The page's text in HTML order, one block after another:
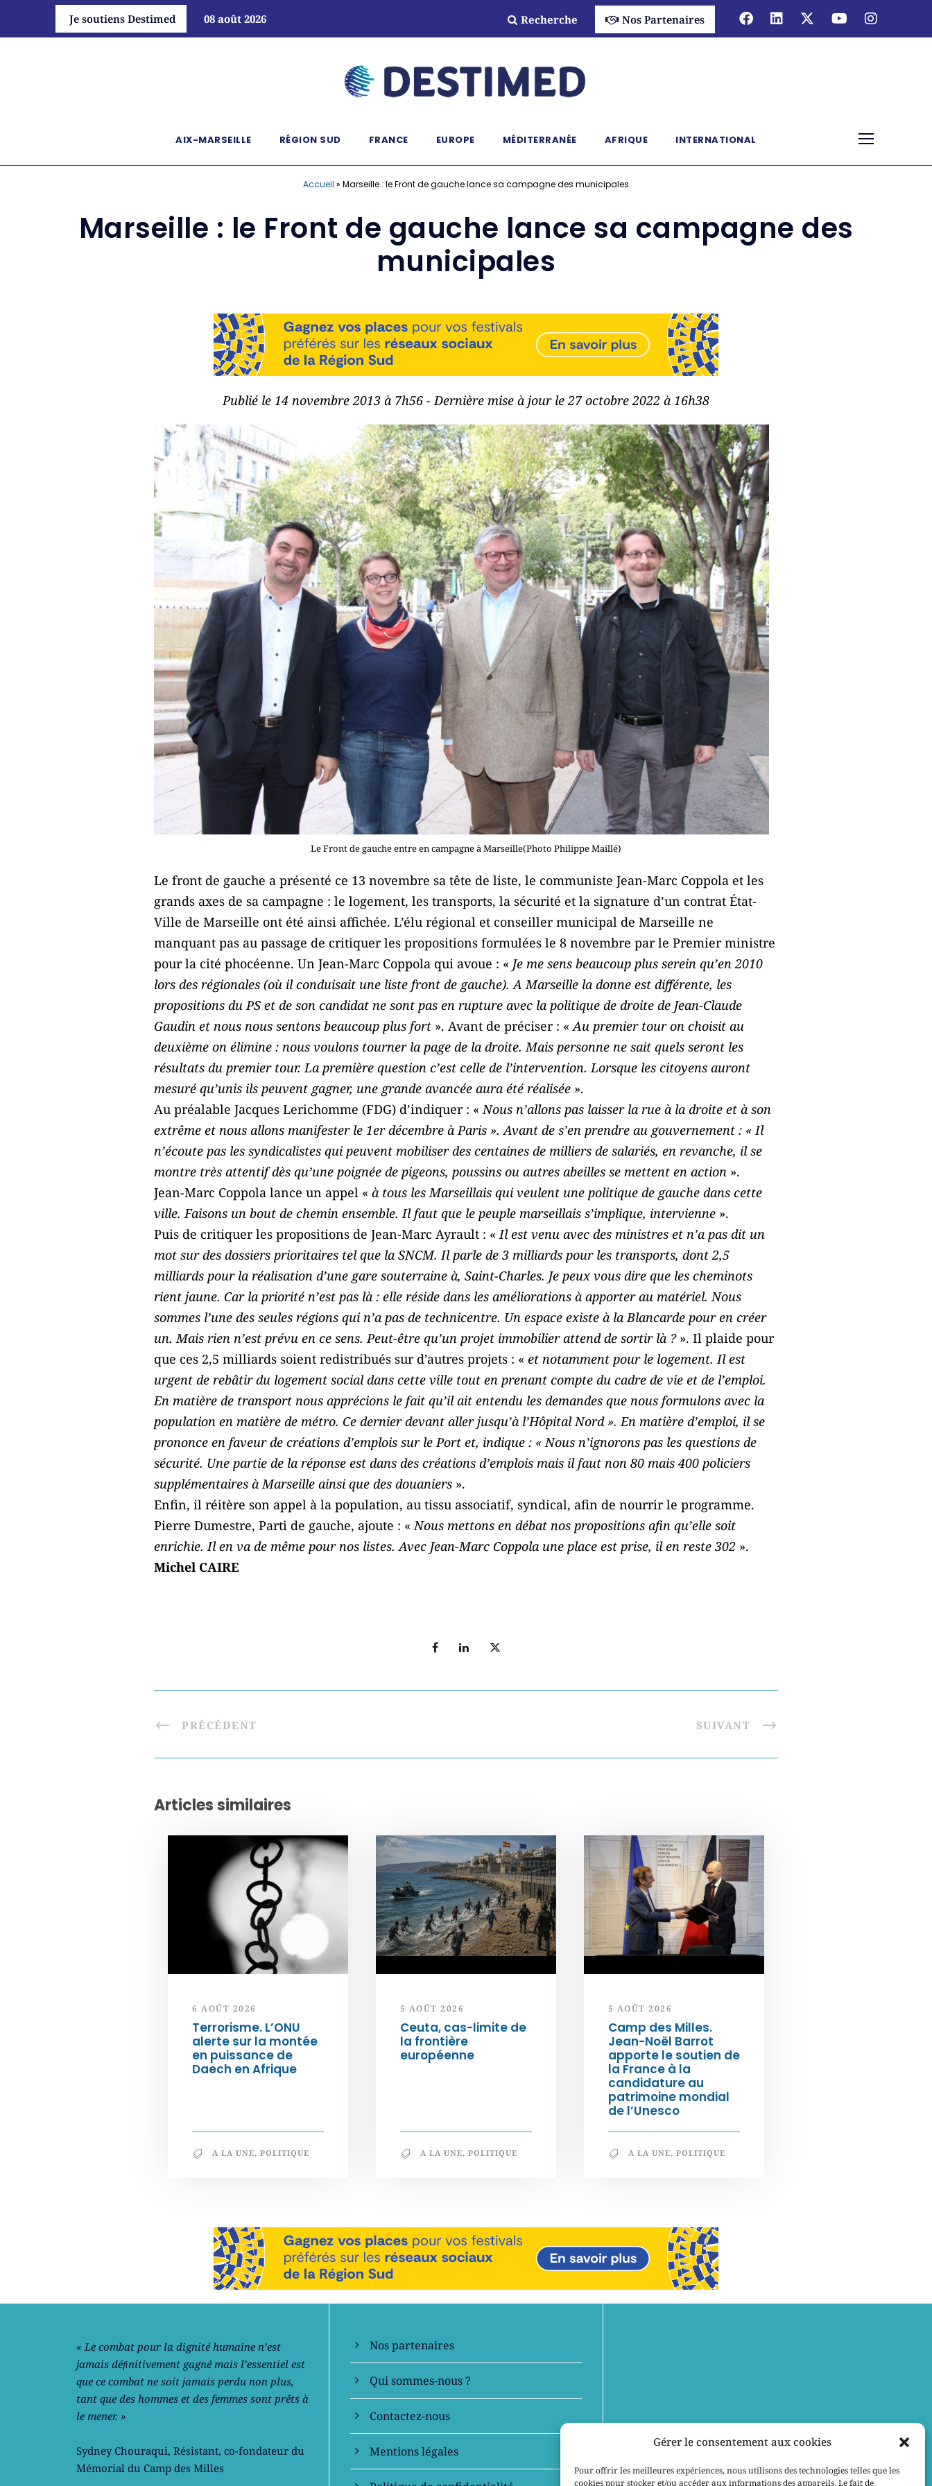
Gérer le consentement aux cookies
Pour offrir les meilleures expériences, nous utilisons des technologies telles que les
cookies pour stocker et/ou accéder aux informations des appareils. Le fait de
Je soutiens Destimed 08 août 2026 Recherche Nos Partenaires
AIX-MARSEILLE RÉGION SUD FRANCE EUROPE MÉDITERRANÉE AFRIQUE INTERNATIONAL
Accueil » Marseille : le Front de gauche lance sa campagne des municipales
Marseille : le Front de gauche lance sa campagne des
municipales
Publié le 14 novembre 2013 à 7h56 - Dernière mise à jour le 27 octobre 2022 à 16h38
Le Front de gauche entre en campagne à Marseille(Photo Philippe Maillé)
Le front de gauche a présenté ce 13 novembre sa tête de liste, le communiste Jean-Marc Coppola et les
grands axes de sa campagne : le logement, les transports, la sécurité et la signature d’un contrat État-
Ville de Marseille ont été ainsi affichée. L’élu régional et conseiller municipal de Marseille ne
manquant pas au passage de critiquer les propositions formulées le 8 novembre par le Premier ministre
pour la cité phocéenne. Un Jean-Marc Coppola qui avoue : « Je me sens beaucoup plus serein qu’en 2010
lors des régionales (où il conduisait une liste front de gauche). A Marseille la donne est différente, les
propositions du PS et de son candidat ne sont pas en rupture avec la politique de droite de Jean-Claude
Gaudin et nous nous sentons beaucoup plus fort ». Avant de préciser : «Au premier tour on choisit au
deuxième on élimine : nous voulons tourner la page de la droite. Mais personne ne sait quels seront les
résultats du premier tour. La première question c’est celle de l’intervention. Lorsque les citoyens auront
mesuré qu’unis ils peuvent gagner, une grande avancée aura été réalisée ».
Au préalable Jacques Lerichomme (FDG) d’indiquer : «Nous n’allons pas laisser la rue à la droite et à son
extrême et nous allons manifester le 1er décembre à Paris ». Avant de s’en prendre au gouvernement : « Il
n’écoute pas les syndicalistes qui peuvent mobiliser des centaines de milliers de salariés, en revanche, il se
montre très attentif dès qu’une poignée de pigeons, poussins ou autres abeilles se mettent en action ».
Jean-Marc Coppola lance un appel « à tous les Marseillais qui veulent une politique de gauche dans cette
ville. Faisons un bout de chemin ensemble. Il faut que le peuple marseillais s’implique, intervienne ».
Puis de critiquer les propositions de Jean-Marc Ayrault : « Il est venu avec des ministres et n’a pas dit un
mot sur des dossiers prioritaires tel que la SNCM. Il parle de 3 milliards pour les transports, dont 2,5
milliards pour la réalisation d’une gare souterraine à, Saint-Charles. Je peux vous dire que les cheminots
rient jaune. Car la priorité n’est pas là : elle réside dans les améliorations à apporter au matériel. Nous
sommes l’une des seules régions qui n’a pas de technicentre. Un espace existe à la Blancarde pour en créer
un. Mais rien n’est prévu en ce sens. Peut-être qu’un projet immobilier attend de sortir là ? ». Il plaide pour
que ces 2,5 milliards soient redistribués sur d’autres projets : « et notamment pour le logement. Il est
urgent de rebâtir du logement social dans cette ville tout en prenant compte du cadre de vie et de l’emploi.
En matière de transport nous apprécions le fait qu’il ait entendu les demandes que nous formulons avec la
population en matière de métro. Ce dernier devant aller jusqu’à l’Hôpital Nord ». En matière d’emploi, il se
prononce en faveur de créations d’emplois sur le Port et, indique : « Nous n’ignorons pas les questions de
sécurité. Une partie de la réponse est dans des créations d’emplois mais il faut non 80 mais 400 policiers
supplémentaires à Marseille ainsi que des douaniers ».
Enfin, il réitère son appel à la population, au tissu associatif, syndical, afin de nourrir le programme.
Pierre Dumestre, Parti de gauche, ajoute : «Nous mettons en débat nos propositions afin qu’elle soit
enrichie. Il en va de même pour nos listes. Avec Jean-Marc Coppola une place est prise, il en reste 302 ».
Michel CAIRE
PRÉCÉDENT SUIVANT
Articles similaires
6 AOÛT 2026
Terrorisme. L’ONU
alerte sur la montée
en puissance de
Daech en Afrique
A LA UNE, POLITIQUE
5 AOÛT 2026
Ceuta, cas-limite de
la frontière
européenne
A LA UNE, POLITIQUE
5 AOÛT 2026
Camp des Milles.
Jean-Noël Barrot
apporte le soutien de
la France à la
candidature au
patrimoine mondial
de l’Unesco
A LA UNE, POLITIQUE
Notre philosophie
« Le combat pour la dignité humaine n’est
jamais déﬁnitivement gagné mais l’essentiel est
que ce combat ne soit jamais perdu non plus,
tant que des hommes et des femmes sont prêts à
le mener. »
Sydney Chouraqui, Résistant, co-fondateur du
Mémorial du Camp des Milles
En savoir +
Nos partenaires
Qui sommes-nous ?
Contactez-nous
Mentions légales